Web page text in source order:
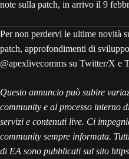
note sulla patch, in arrivo il 9
Per non perdervi le ultime novità
patch, approfondimenti di
@apexlivecomms su Twitter/X e
Questo annuncio può subire
community e al processo interno
servizi e contenuti live. Ci
community sempre informata.
di EA sono pubblicati sul sito